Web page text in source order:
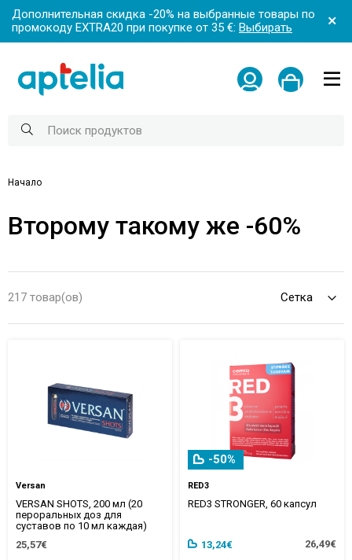
Дополнительная скидка -20% на выбранные товары по
промокоду EXTRA20 при покупке от 35 €: Выбирать
Начало
Второму такому же -60%
217 товар(ов)
Versan
VERSAN SHOTS, 200 мл (20
пероральных доз для
суставов по 10 мл каждая)
25,57€
-50%
RED3
RED3 STRONGER, 60 капсул
13,24€ 26,49€